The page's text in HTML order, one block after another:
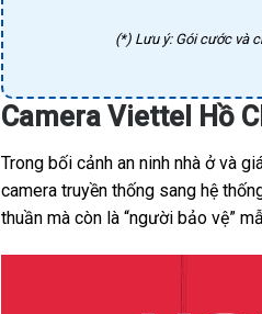
(*) Lưu ý: Gói cước và
Camera Viettel Hồ
Trong bối cảnh an ninh nhà ở và
camera truyền thống sang hệ
thuần mà còn là “người bảo vệ”